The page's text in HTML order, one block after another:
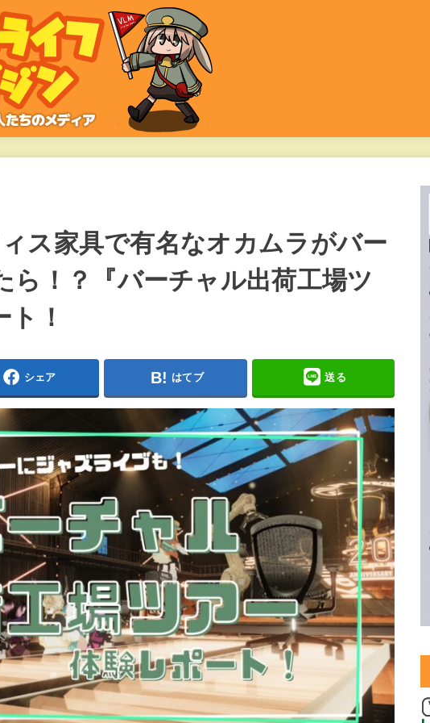
ィス家具で有名なオカムラがバー
ら！？『バーチャル出荷工場ツ
！
シェア はてブ 送る